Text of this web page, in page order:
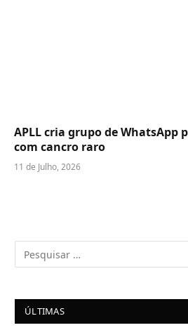
APLL cria grupo de WhatsApp
com cancro raro
11 de Julho, 2026
ÚLTIMAS